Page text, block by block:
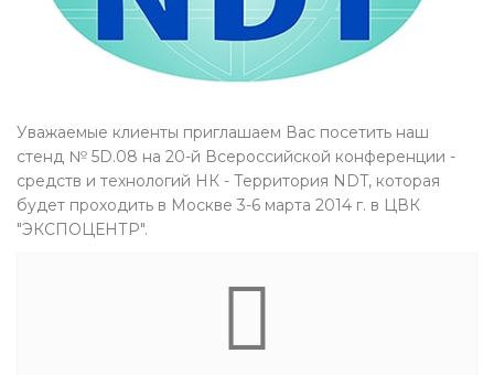
Уважаемые клиенты приглашаем Вас посетить наш
стенд № 5D.08 на 20-й Всероссийской конференции -
средств и технологий НК - Территория NDT, которая
будет проходить в Москве 3-6 марта 2014 г. в ЦВК
"ЭКСПОЦЕНТР".